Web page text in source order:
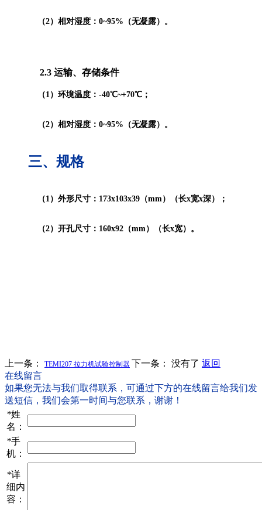
（2）相对湿度：0~95%（无凝露）。
2.3 运输、存储条件
（1）环境温度：-40℃~+70℃；
（2）相对湿度：0~95%（无凝露）。
三、 规格
（1）外形尺寸：173x103x39（mm）（长x宽x深）；
（2）开孔尺寸：160x92（mm）（长x宽）。
上一条： TEMI207 拉力机试验控制器 下一条： 没有了 返回
在线留言
如果您无法与我们取得联系，可通过下方的在线留言给我们发
送短信，我们会第一时间与您联系，谢谢！
*姓
名：
*手
机：
*详
细内
容：